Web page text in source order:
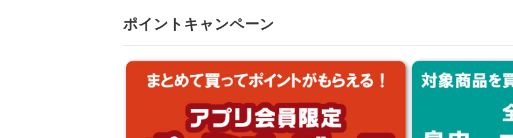
ポイントキャンペーン